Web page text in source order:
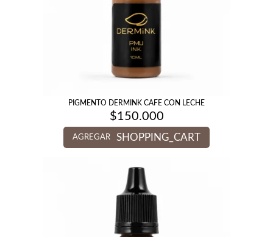
PIGMENTO DERMINK CAFE CON LECHE
$150.000
AGREGAR SHOPPING_CART